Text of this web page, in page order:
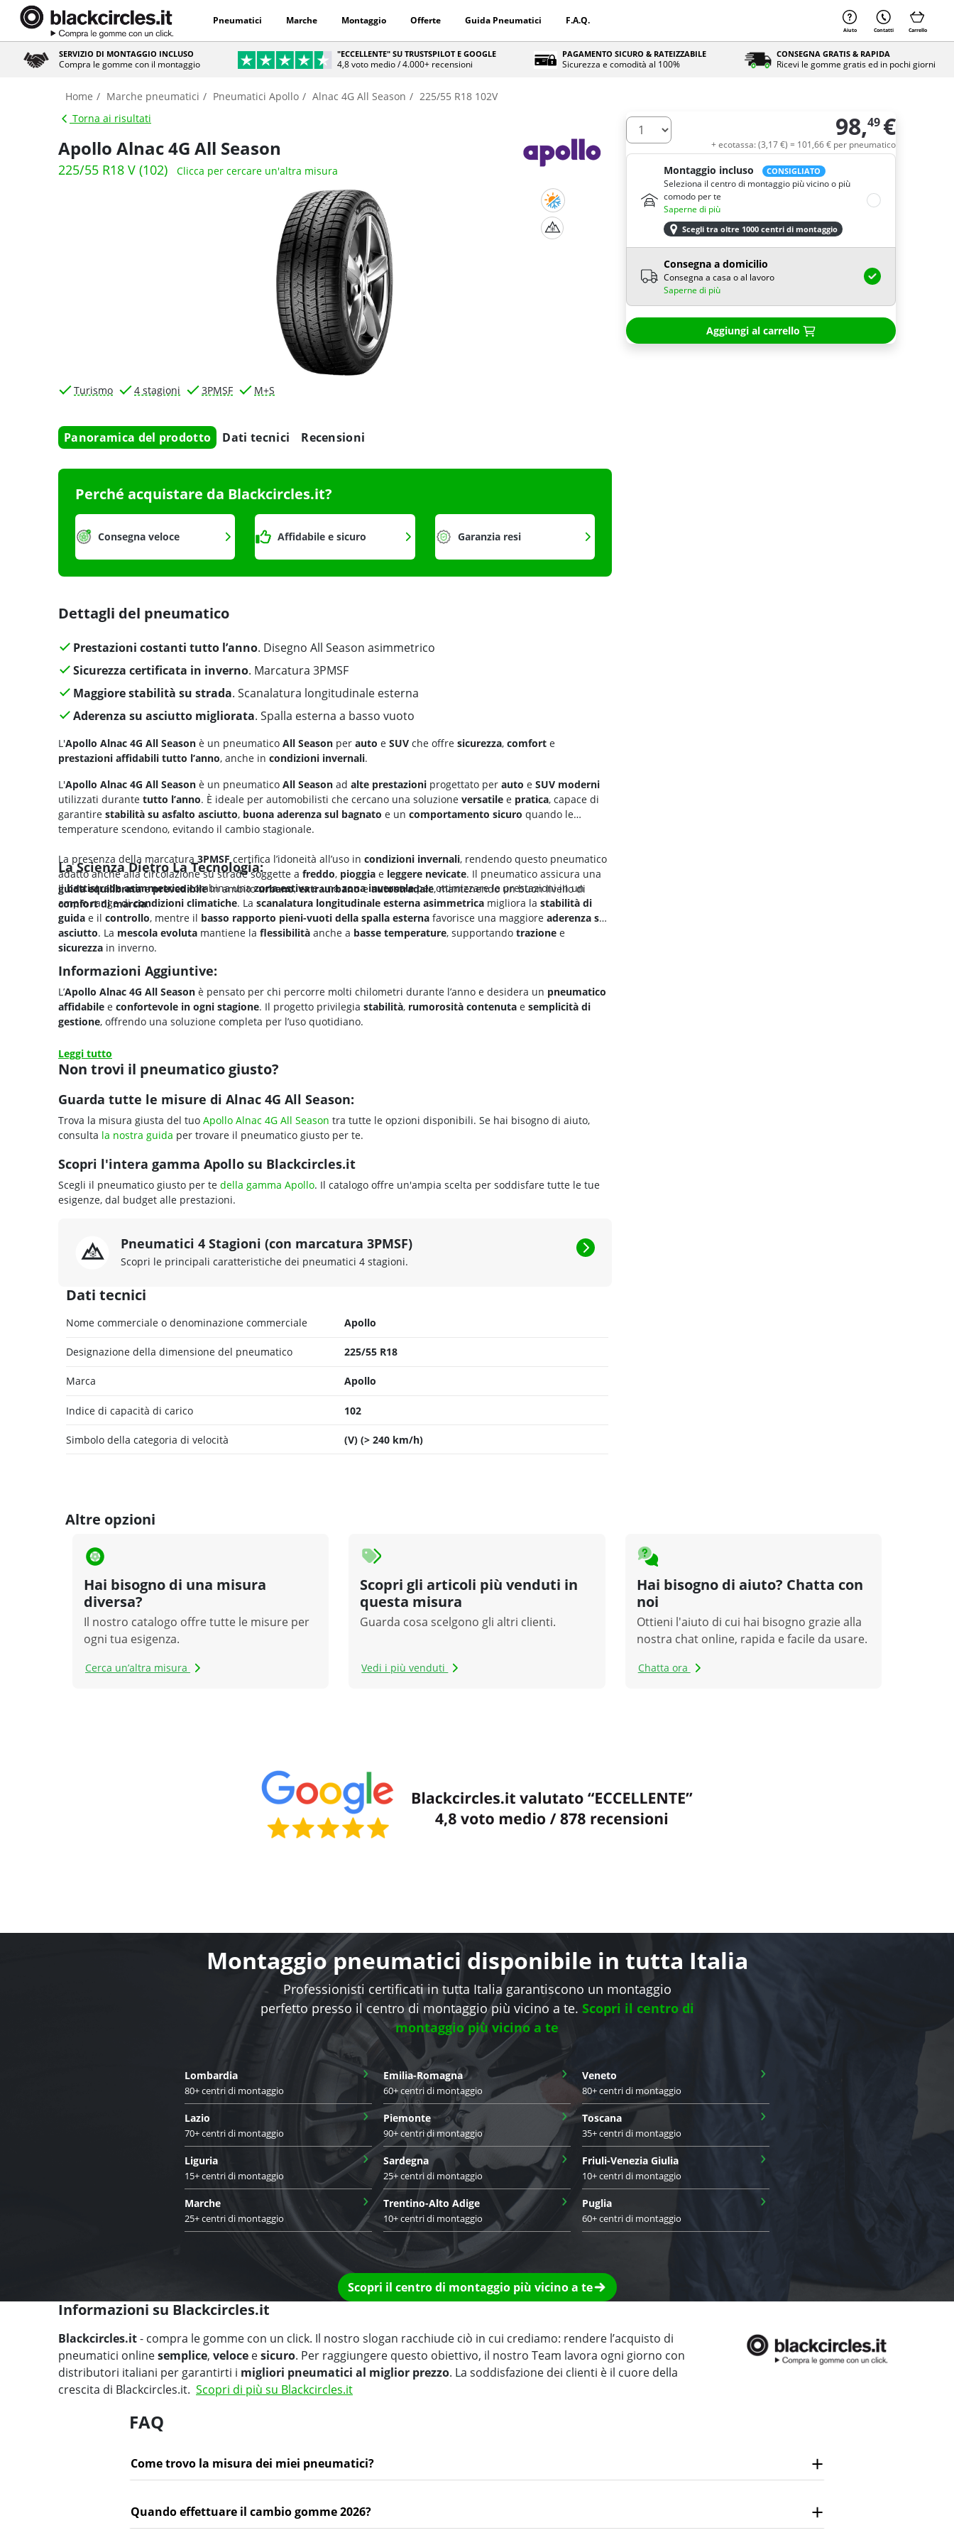
Pneumatici Marche Montaggio Offerte Guida Pneumatici F.A.Q.
Aiuto Contatti Carrello
SERVIZIO DI MONTAGGIO INCLUSO
Compra le gomme con il montaggio
"ECCELLENTE" SU TRUSTSPILOT E GOOGLE
4,8 voto medio / 4.000+ recensioni
PAGAMENTO SICURO & RATEIZZABILE
Sicurezza e comodità al 100%
CONSEGNA GRATIS & RAPIDA
Ricevi le gomme gratis ed in pochi giorni
Home Marche pneumatici Pneumatici Apollo Alnac 4G All Season
225/55 R18 102V
Torna ai risultati
Apollo Alnac 4G All Season
225/55 R18 V (102) Clicca per cercare un'altra misura
Turismo 4 stagioni 3PMSF M+S
Panoramica del prodotto Dati tecnici Recensioni
Perché acquistare da Blackcircles.it?
Consegna veloce Affidabile e sicuro Garanzia resi
Dettagli del pneumatico
Prestazioni costanti tutto l’anno. Disegno All Season asimmetrico
Sicurezza certificata in inverno. Marcatura 3PMSF
Maggiore stabilità su strada. Scanalatura longitudinale esterna
Aderenza su asciutto migliorata. Spalla esterna a basso vuoto
L'Apollo Alnac 4G All Season è un pneumatico All Season per auto e SUV che offre sicurezza, comfort e
prestazioni affidabili tutto l’anno, anche in condizioni invernali.
L'Apollo Alnac 4G All Season è un pneumatico All Season ad alte prestazioni progettato per auto e SUV moderni
utilizzati durante tutto l’anno. È ideale per automobilisti che cercano una soluzione versatile e pratica, capace di
garantire stabilità su asfalto asciutto, buona aderenza sul bagnato e un comportamento sicuro quando le
temperature scendono, evitando il cambio stagionale.
La presenza della marcatura 3PMSFcertifica l’idoneità all’uso in condizioni invernali, rendendo questo pneumatico
adatto anche alla circolazione su strade soggette a freddo, pioggia e leggere nevicate. Il pneumatico assicura una
guida equilibrataeprevedibilein ambitourbano,extraurbanoeautostradale, mantenendo un buon livello di
comfort di marcia.
La Scienza Dietro La Tecnologia:
Ilbattistrada asimmetricocombina unazona estivae unazona invernaleper ottimizzare le prestazioni in un
ampio range dicondizioni climatiche. La scanalatura longitudinale esterna asimmetrica migliora la stabilità di
guida e il controllo, mentre il basso rapporto pieni-vuoti della spalla esterna favorisce una maggiore aderenza su
asciutto. La mescola evoluta mantiene la flessibilità anche a basse temperature, supportando trazione e
sicurezza in inverno.
Informazioni Aggiuntive:
L’Apollo Alnac 4G All Season è pensato per chi percorre molti chilometri durante l’anno e desidera un pneumatico
affidabile e confortevole in ogni stagione. Il progetto privilegia stabilità, rumorosità contenuta e semplicità di
gestione, offrendo una soluzione completa per l’uso quotidiano.
Leggi tutto
Non trovi il pneumatico giusto?
Guarda tutte le misure di Alnac 4G All Season:
Trova la misura giusta del tuo Apollo Alnac 4G All Season tra tutte le opzioni disponibili. Se hai bisogno di aiuto,
consulta la nostra guida per trovare il pneumatico giusto per te.
Scopri l'intera gamma Apollo su Blackcircles.it
Scegli il pneumatico giusto per te della gamma Apollo. Il catalogo offre un'ampia scelta per soddisfare tutte le tue
esigenze, dal budget alle prestazioni.
Pneumatici 4 Stagioni (con marcatura 3PMSF)
Scopri le principali caratteristiche dei pneumatici 4 stagioni.
Dati tecnici
Nome commerciale o denominazione commerciale Apollo
Designazione della dimensione del pneumatico 225/55 R18
Marca Apollo
Indice di capacità di carico 102
Simbolo della categoria di velocità (V) (> 240 km/h)
Quantità 98,49 €
+ ecotassa: (3,17€) = 101,66€ per pneumatico
Montaggio incluso CONSIGLIATO
Seleziona il centro di montaggio più vicino o più
comodo per te
Saperne di più
Scegli tra oltre 1000 centri di montaggio
Consegna a domicilio
Consegna a casa o al lavoro
Saperne di più
Aggiungi al carrello
Altre opzioni
Hai bisogno di una misura
diversa?
Il nostro catalogo offre tutte le misure per
ogni tua esigenza.
Cerca un’altra misura
Scopri gli articoli più venduti in
questa misura
Guarda cosa scelgono gli altri clienti.
Vedi i più venduti
Hai bisogno di aiuto? Chatta con
noi
Ottieni l'aiuto di cui hai bisogno grazie alla
nostra chat online, rapida e facile da usare.
Chatta ora
Montaggio pneumatici disponibile in tutta Italia
Professionisti certificati in tutta Italia garantiscono un montaggio
perfetto presso il centro di montaggio più vicino a te. Scopri il centro di
montaggio più vicino a te
Lombardia
80+ centri di montaggio
› Emilia-Romagna
60+ centri di montaggio
› Veneto
80+ centri di montaggio
›
Lazio
70+ centri di montaggio
› Piemonte
90+ centri di montaggio
› Toscana
35+ centri di montaggio
›
Liguria
15+ centri di montaggio
› Sardegna
25+ centri di montaggio
› Friuli-Venezia Giulia
10+ centri di montaggio
›
Marche
25+ centri di montaggio
› Trentino-Alto Adige
10+ centri di montaggio
› Puglia
60+ centri di montaggio
›
Scopri il centro di montaggio più vicino a te
Informazioni su Blackcircles.it
Blackcircles.it- compra le gomme con un click. Il nostro slogan racchiude ciò in cui crediamo: rendere l’acquisto di
pneumatici onlinesemplice, veloce esicuro. Per raggiungere questo obiettivo, il nostro Team lavora ogni giorno con
distributori italiani per garantirti i migliori pneumatici al miglior prezzo. La soddisfazione dei clienti è il cuore della
crescita di Blackcircles.it. Scopri di più su Blackcircles.it
FAQ
Come trovo la misura dei miei pneumatici?
Quando effettuare il cambio gomme 2026?